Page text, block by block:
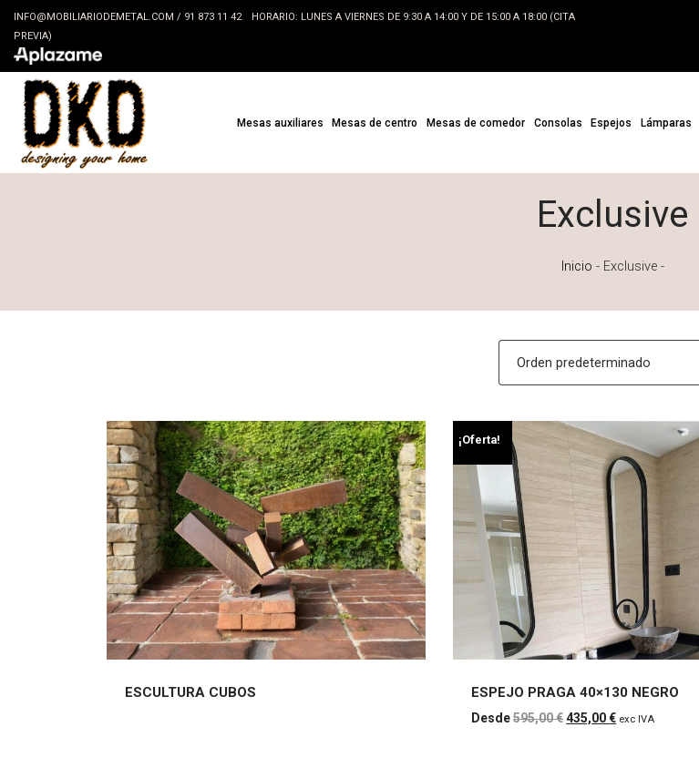
INFO@MOBILIARIODEMETAL.COM / 91 873 11 42
HORARIO: LUNES A VIERNES DE 9:30 A 14:00 Y DE 15:00 A 18:00 (CITA
PREVIA)
Mesas auxiliares Mesas de centro Mesas de comedor Consolas Espejos Lámparas
Exclusive
Inicio - Exclusive-
ESCULTURA CUBOS
ESCULTURA CUBOS
ESPEJO PRAGA
¡Oferta!
ESPEJO PRAGA 40×130 NEGRO
595,00€El
435,00€ El
exc IVA